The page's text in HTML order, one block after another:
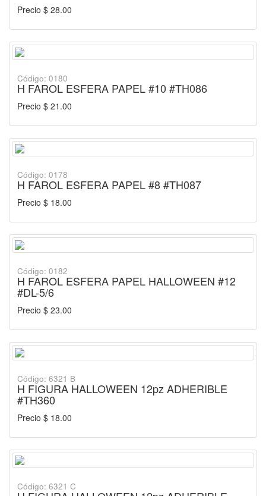
Precio $ 28.00
Código: 0180
H FAROL ESFERA PAPEL #10 #TH086
Precio $ 21.00
Código: 0178
H FAROL ESFERA PAPEL #8 #TH087
Precio $ 18.00
Código: 0182
H FAROL ESFERA PAPEL HALLOWEEN #12
#DL-5/6
Precio $ 23.00
Código: 6321 B
H FIGURA HALLOWEEN 12pz ADHERIBLE
#TH360
Precio $ 18.00
Código: 6321 C